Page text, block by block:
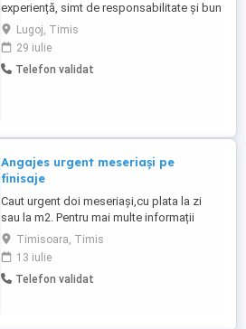
experiență, simt de responsabilitate și bun
simț.Salarii pe măsură
Lugoj, Timis
29 iulie
Telefon validat
Angajes urgent meseriași pe
finisaje
Caut urgent doi meseriași,cu plata la zi
sau la m2. Pentru mai multe informații
sunați la numărul de telefon!
Timisoara, Timis
13 iulie
Telefon validat